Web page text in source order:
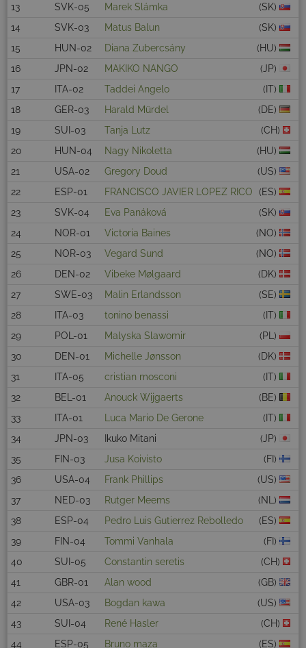
13
SVK-05 Marek Slámka
(SK)
14
SVK-03 Matus Balun
(SK)
15
HUN-02 Diana Zubercsány
(HU)
16
JPN-02 MAKIKO NANGO
(JP)
17
ITA-02 Taddei Angelo
(IT)
18
GER-03 Harald Mürdel
(DE)
19
SUI-03 Tanja Lutz
(CH)
20
HUN-04 Nagy Nikoletta
(HU)
21
USA-02 Gregory Doud
(US)
22
ESP-01 FRANCISCO JAVIER LOPEZ RICO
(ES)
23
SVK-04 Eva Panáková
(SK)
24
NOR-01 Victoria Baines
(NO)
25
NOR-03 Vegard Sund
(NO)
26
DEN-02 Vibeke Mølgaard
(DK)
27
SWE-03 Malin Erlandsson
(SE)
28
ITA-03 tonino benassi
(IT)
29
POL-01 Malyska Slawomir
(PL)
30
DEN-01 Michelle Jønsson
(DK)
31
ITA-05 cristian mosconi
(IT)
32
BEL-01 Anouck Wijgaerts
(BE)
33
ITA-01 Luca Mario De Gerone
(IT)
34
JPN-03 Ikuko Mitani
(JP)
35
FIN-03 Jusa Koivisto
(FI)
36
USA-04 Frank Phillips
(US)
37
NED-03 Rutger Meems
(NL)
38
ESP-04 Pedro Luis Gutierrez Rebolledo
(ES)
39
FIN-04 Tommi Vanhala
(FI)
40
SUI-05 Constantin seretis
(CH)
41
GBR-01 Alan wood
(GB)
42
USA-03 Bogdan kawa
(US)
43
SUI-04 René Hasler
(CH)
44
ESP-05 Bruno maza (ES)